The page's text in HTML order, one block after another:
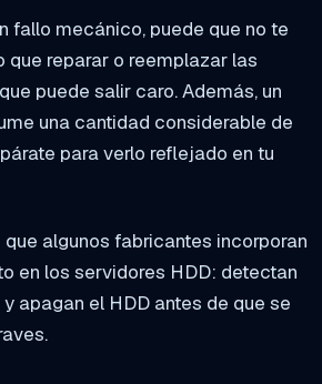
fallo mecánico, puede que no te
que reparar o reemplazar las
puede salir caro. Además, un
una cantidad considerable de
para verlo reflejado en tu
algunos fabricantes incorporan
en los servidores HDD: detectan
apagan el HDD antes de que se